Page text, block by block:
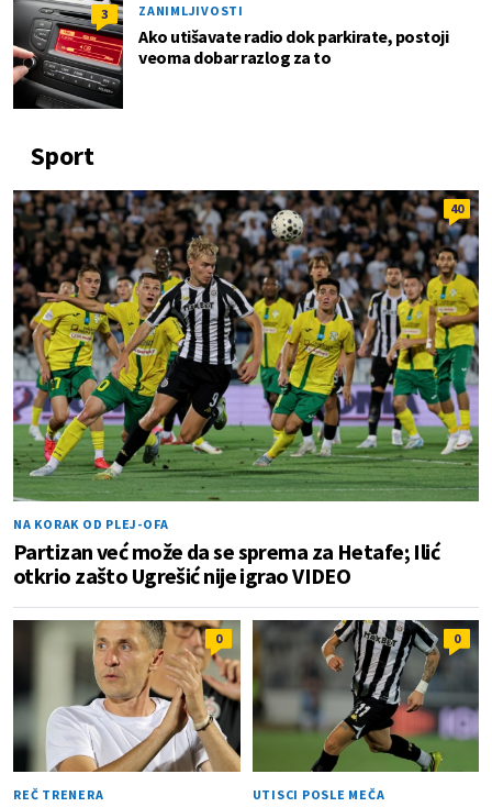
3 ZANIMLJIVOSTI
Ako utišavate radio dok parkirate, postoji
veoma dobar razlog za to
Sport
40
NA KORAK OD PLEJ-OFA
Partizan već može da se sprema za Hetafe; Ilić
otkrio zašto Ugrešić nije igrao VIDEO
0
REČ TRENERA
0
UTISCI POSLE MEČA